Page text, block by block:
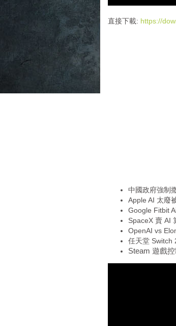
i直接下載: https://
中國政府強制
Apple AI 太廢
Google Fitbit
SpaceX 賣 AI
OpenAI vs
任天堂 Switch
Steam 遊戲